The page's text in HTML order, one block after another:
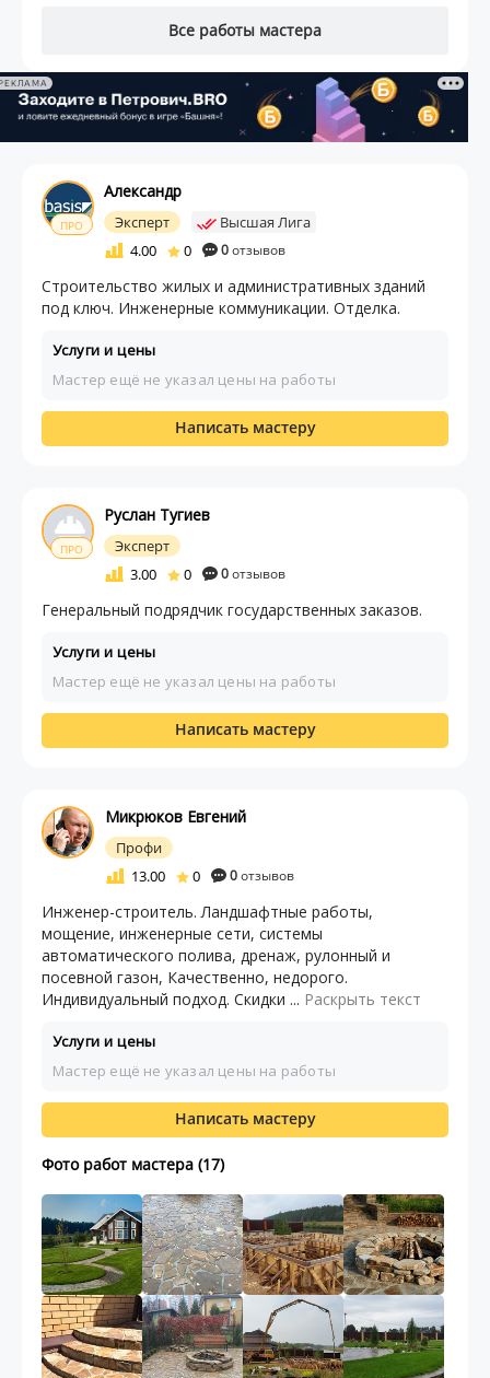
Все работы мастера
ПРО
Александр
Эксперт
Высшая Лига
4.00
0 0отзывов
Строительство жилых и административных зданий
под ключ. Инженерные коммуникации. Отделка.
Услуги и цены
Мастер ещё не указал цены на работы
Написать мастеру
ПРО
Руслан Тугиев
Эксперт
3.00
0 0отзывов
Генеральный подрядчик государственных заказов.
Услуги и цены
Мастер ещё не указал цены на работы
Написать мастеру
Микрюков Евгений
Профи
13.00
0 0отзывов
Инженер-строитель. Ландшафтные работы,
мощение, инженерные сети, системы
автоматического полива, дренаж, рулонный и
посевной газон, Качественно, недорого.
Индивидуальный подход. Скидки ... Раскрыть текст
Услуги и цены
Мастер ещё не указал цены на работы
Написать мастеру
Фото работ мастера (17)